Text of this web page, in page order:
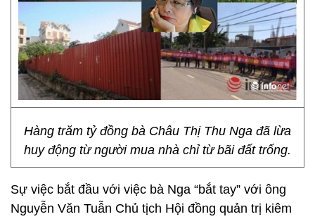
Hàng trăm tỷ đồng bà Châu Thị Thu Nga đã lừa
huy động từ người mua nhà chỉ từ bãi đất trống.
Sự việc bắt đầu với việc bà Nga “bắt tay” với ông
Nguyễn Văn Tuẫn Chủ tịch Hội đồng quản trị kiêm